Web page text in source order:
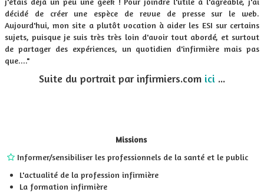
décidé de créer une espèce de revue de presse sur le web.
Aujourd'hui, mon site a plutôt vocation à aider les ESI sur certains
sujets, puisque je suis très très loin d'avoir tout abordé, et surtout
de partager des expériences, un quotidien d'infirmière mais pas
que...."
Suite du portrait par infirmiers.com ici ...
​Missions​
Informer/sensibiliser les professionnels de la santé et le public
L'actualité de la profession infirmière
La formation infirmière